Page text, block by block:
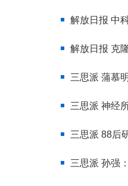
解放日报 中
解放日报 克
三思派 蒲慕
三思派 神经
三思派 88后
三思派 孙强